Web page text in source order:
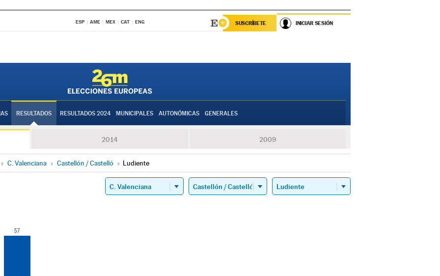
ESP AME MEX CAT ENG SUSCRÍBETE INICIAR SESIÓN
RESULTADOS RESULTADOS 2024 MUNICIPALES AUTONÓMICAS GENERALES
2014 2009
» C. Valenciana » Castellón / Castelló » Ludiente
57